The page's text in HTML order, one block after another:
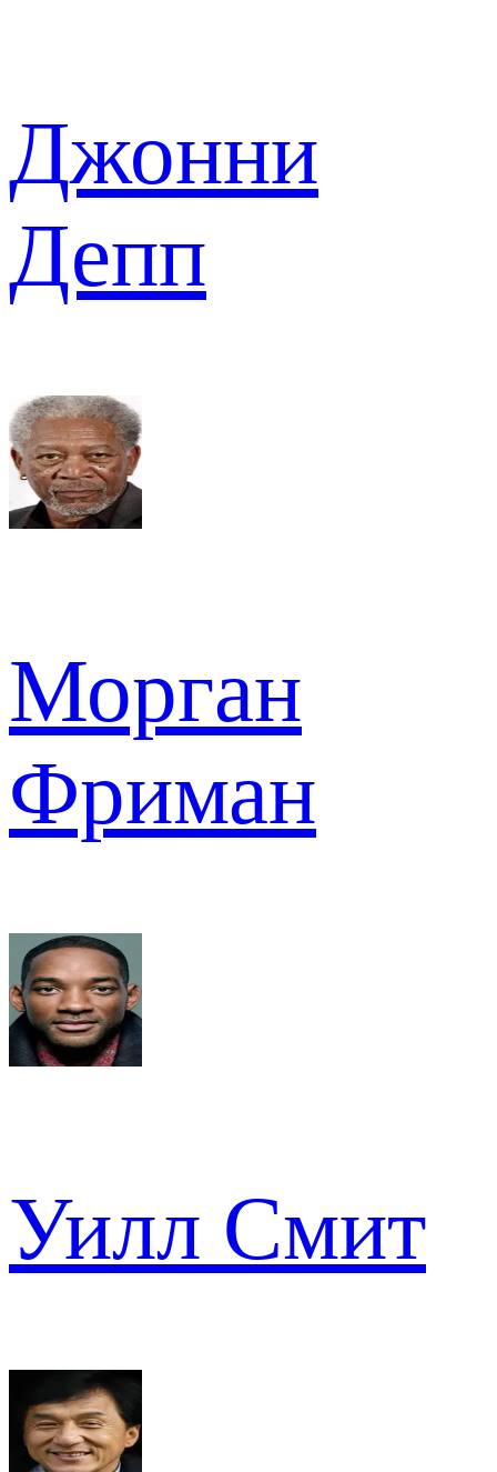
Джонни
Депп
Морган
Фриман
Уилл Смит